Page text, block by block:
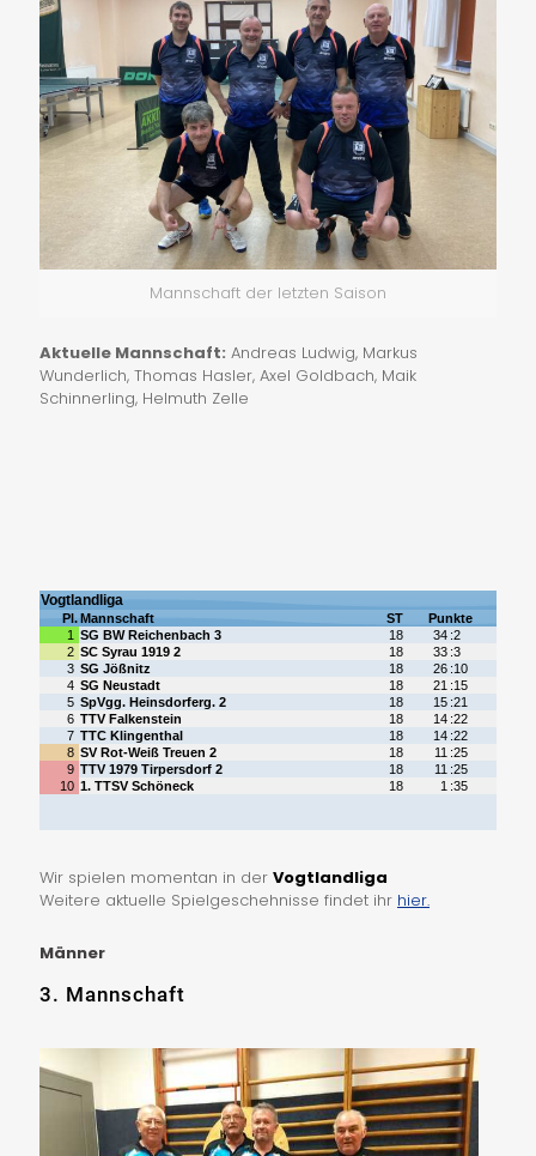
Mannschaft der letzten Saison
Aktuelle Mannschaft: Andreas Ludwig, Markus
Wunderlich, Thomas Hasler, Axel Goldbach, Maik
Schinnerling, Helmuth Zelle
Wir spielen momentan in der Vogtlandliga
Weitere aktuelle Spielgeschehnisse findet ihr hier.
Männer
3. Mannschaft